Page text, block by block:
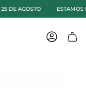
DE AGOSTO ESTAMOS
Cuenta